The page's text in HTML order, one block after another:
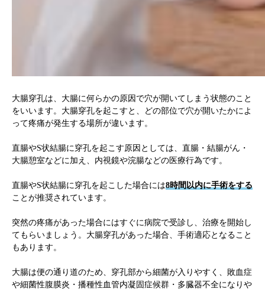
大腸穿孔は、大腸に何らかの原因で穴が開いてしまう状態のこと
をいいます。大腸穿孔を起こすと、どの部位で穴が開いたかによ
って疼痛が発生する場所が違います。
直腸やS状結腸に穿孔を起こす原因としては、直腸・結腸がん・
大腸憩室などに加え、内視鏡や浣腸などの医療行為です。
直腸やS状結腸に穿孔を起こした場合には8時間以内に手術をする
ことが推奨されています。
突然の疼痛があった場合にはすぐに病院で受診し、治療を開始し
てもらいましょう。大腸穿孔があった場合、手術適応となること
もあります。
大腸は便の通り道のため、穿孔部から細菌が入りやすく、敗血症
や細菌性腹膜炎・播種性血管内凝固症候群・多臓器不全になりや